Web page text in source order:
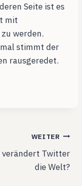
Seite ist es
mit
werden.
stimmt der
rausgeredet.
WEITER
verändert Twitter
die Welt?